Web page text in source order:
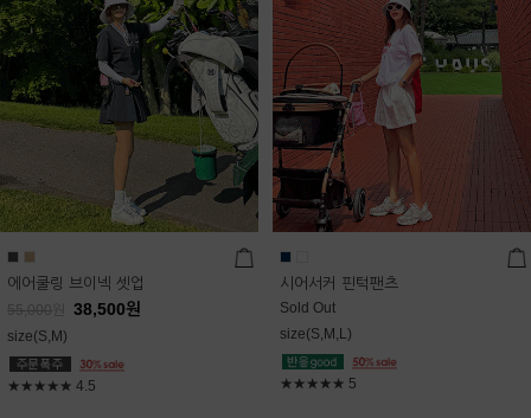
에어쿨링 브이넥 셋업
55,000 38,500원
size(S,M)
★★★★★ 4.5
시어서커 핀턱팬츠
Sold Out
size(S,M,L)
★★★★★ 5